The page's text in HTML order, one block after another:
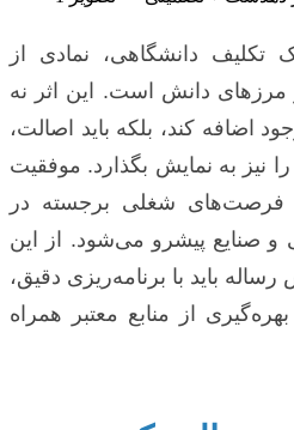
تکلیف دانشگاهی، نمادی از
دانش است. این اثر نه
اضافه کند، بلکه باید اصالت،
به نمایش بگذارد. موفقیت
فرصت‌های شغلی برجسته در
و صنایع پیشرو می‌شود. از این
باید با برنامه‌ریزی دقیق،
از منابع معتبر همراه